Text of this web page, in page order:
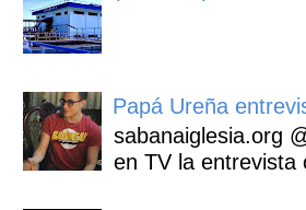
Papá Ureña
sabanaiglesia.org
en TV la entrevista